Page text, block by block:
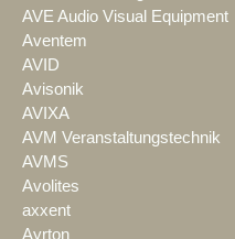
AVE Audio Visual Equipment
Aventem
AVID
Avisonik
AVIXA
AVM Veranstaltungstechnik
AVMS
Avolites
axxent
Ayrton